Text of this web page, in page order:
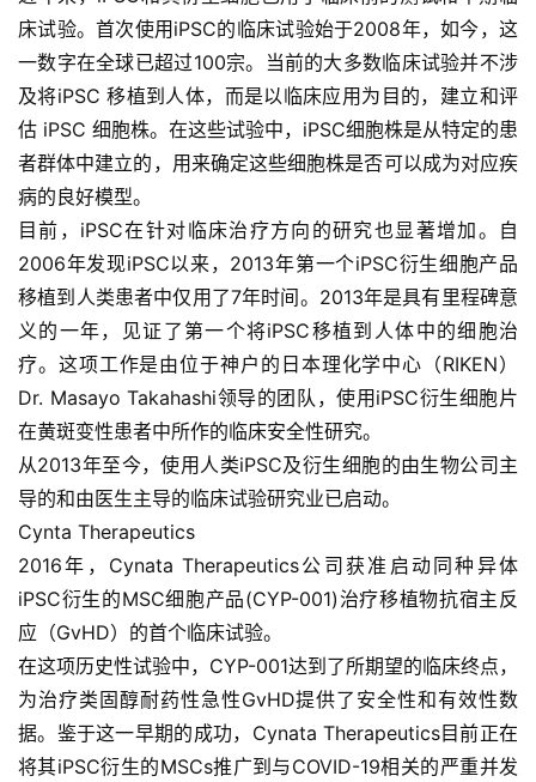
首
页
床试验。首次使用iPSC的临床试验始于2008年，如今，这
一数字在全球已超过100宗。当前的大多数临床试验并不涉
及将iPSC 移植到人体，而是以临床应用为目的，建立和评
估 iPSC 细胞株。在这些试验中，iPSC细胞株是从特定的患
者群体中建立的，用来确定这些细胞株是否可以成为对应疾
病的良好模型。
目前，iPSC在针对临床治疗方向的研究也显著增加。自
2006年发现iPSC以来，2013年第一个iPSC衍生细胞产品
移植到人类患者中仅用了7年时间。2013年是具有里程碑意
义的一年，见证了第一个将iPSC移植到人体中的细胞治
疗。这项工作是由位于神户的日本理化学中心（RIKEN）
Dr. Masayo Takahashi领导的团队，使用iPSC衍生细胞片
在黄斑变性患者中所作的临床安全性研究。
从2013年至今，使用人类iPSC及衍生细胞的由生物公司主
导的和由医生主导的临床试验研究业已启动。
Cynta Therapeutics
2016年，Cynata Therapeutics公司获准启动同种异体
iPSC衍生的MSC细胞产品(CYP-001)治疗移植物抗宿主反
应 （GvHD）的首个临床试验。
在这项历史性试验中，CYP-001达到了所期望的临床终点，
为治疗类固醇耐药性急性GvHD提供了安全性和有效性数
据。鉴于这一早期的成功，Cynata Therapeutics目前正在
将其iPSC衍生的MSCs推广到与COVID-19相关的严重并发